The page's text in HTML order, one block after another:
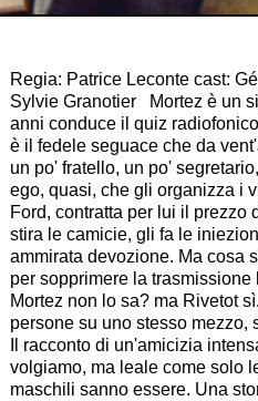
Regia: Patrice Leconte cast:
Sylvie Granotier Mortez è un
anni conduce il quiz
è il fedele seguace che da
un po' fratello, un po'
ego, quasi, che gli organizza i
Ford, contratta per lui il prezzo
stira le camicie, gli fa le
ammirata devozione. Ma cosa
per sopprimere la
Mortez non lo sa? ma Rivetot
persone su uno stesso mezzo,
Il racconto di un'amicizia
volgiamo, ma leale come solo
maschili sanno essere. Una